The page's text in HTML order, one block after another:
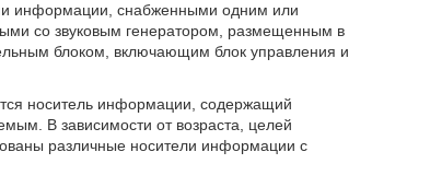
информации, снабженными одним или
со звуковым генератором, размещенным в
блоком, включающим блок управления и
носитель информации, содержащий
В зависимости от возраста, целей
различные носители информации с